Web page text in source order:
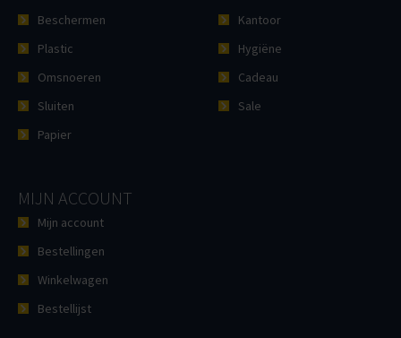
Beschermen
Plastic
Omsnoeren
Sluiten
Papier
Kantoor
Hygiëne
Cadeau
Sale
MIJN ACCOUNT
Mijn account
Bestellingen
Winkelwagen
Bestellijst